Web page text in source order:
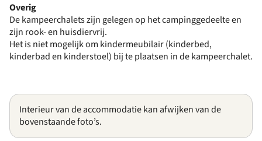
Overig
De kampeerchalets zijn gelegen op het campinggedeelte en
zijn rook- en huisdiervrij.
Het is niet mogelijk om kindermeubilair (kinderbed,
kinderbad en kinderstoel) bij te plaatsen in de kampeerchalet.
Interieur van de accommodatie kan afwijken van de
bovenstaande foto’s.